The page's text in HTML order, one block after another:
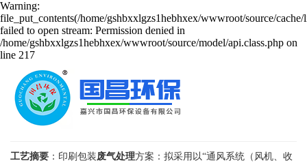
Warning:
file_put_contents(/home/gshbxxlgzs1hebhxex/wwwroot/source/cache/
failed to open stream: Permission denied in
/home/gshbxxlgzs1hebhxex/wwwroot/source/model/api.class.php on
line 217
印刷包装废气处理方案
工艺摘要 ：印刷包装废气处理方案：拟采用以“通风系统（风机、收